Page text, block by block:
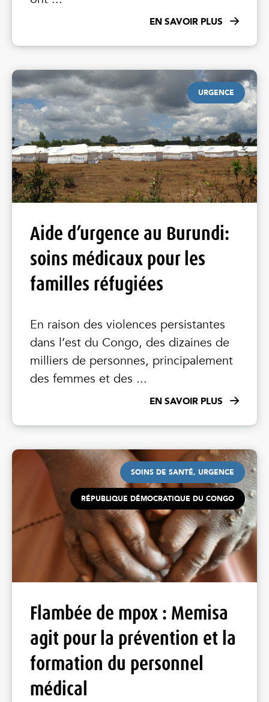
EN SAVOIR PLUS
URGENCE
Aide d’urgence au Burundi:
soins médicaux pour les
familles réfugiées
En raison des violences persistantes
dans l’est du Congo, des dizaines de
milliers de personnes, principalement
des femmes et des ...
EN SAVOIR PLUS
SOINS DE SANTÉ, URGENCE
RÉPUBLIQUE DÉMOCRATIQUE DU CONGO
Flambée de mpox : Memisa
agit pour la prévention et la
formation du personnel
médical